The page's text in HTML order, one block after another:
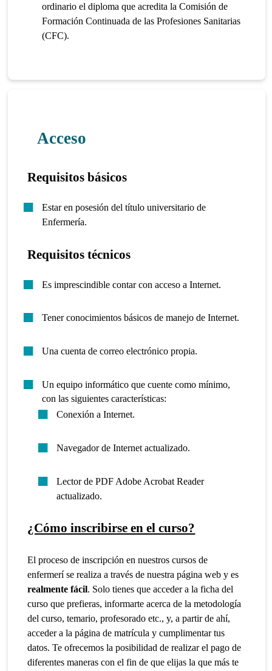
ordinario el diploma que acredita la Comisión de
Formación Continuada de las Profesiones Sanitarias
(CFC).
Acceso
Requisitos básicos
Estar en posesión del título universitario de
Enfermería.
Requisitos técnicos
Es imprescindible contar con acceso a Internet.
Tener conocimientos básicos de manejo de Internet.
Una cuenta de correo electrónico propia.
Un equipo informático que cuente como mínimo,
con las siguientes características:
Conexión a Internet.
Navegador de Internet actualizado.
Lector de PDF Adobe Acrobat Reader
actualizado.
¿Cómo inscribirse en el curso?
El proceso de inscripción en nuestros cursos de
enfermerí se realiza a través de nuestra página web y es
realmente fácil. Solo tienes que acceder a la ficha del
curso que prefieras, informarte acerca de la metodología
del curso, temario, profesorado etc., y, a partir de ahí,
acceder a la página de matrícula y cumplimentar tus
datos. Te ofrecemos la posibilidad de realizar el pago de
diferentes maneras con el fin de que elijas la que más te